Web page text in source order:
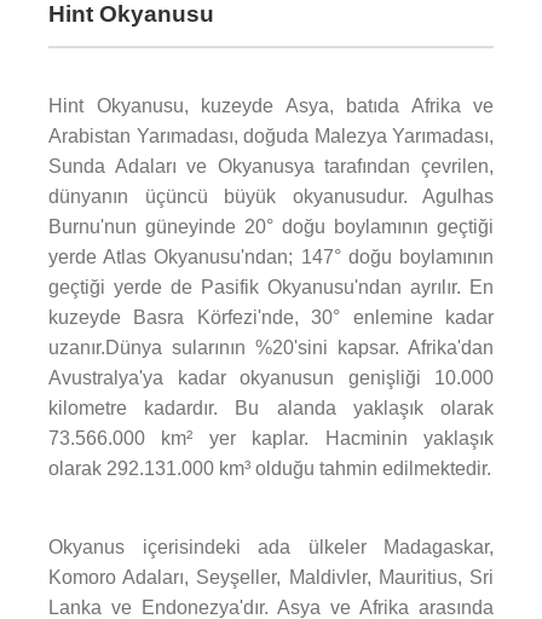
Hint Okyanusu
Hint Okyanusu, kuzeyde Asya, batıda Afrika ve
Arabistan Yarımadası, doğuda Malezya Yarımadası,
Sunda Adaları ve Okyanusya tarafından çevrilen,
dünyanın üçüncü büyük okyanusudur. Agulhas
Burnu'nun güneyinde 20° doğu boylamının geçtiği
yerde Atlas Okyanusu'ndan; 147° doğu boylamının
geçtiği yerde de Pasifik Okyanusu'ndan ayrılır. En
kuzeyde Basra Körfezi'nde, 30° enlemine kadar
uzanır.Dünya sularının %20'sini kapsar. Afrika'dan
Avustralya'ya kadar okyanusun genişliği 10.000
kilometre kadardır. Bu alanda yaklaşık olarak
73.566.000 km² yer kaplar. Hacminin yaklaşık
olarak 292.131.000 km³ olduğu tahmin edilmektedir.
Okyanus içerisindeki ada ülkeler Madagaskar,
Komoro Adaları, Seyşeller, Maldivler, Mauritius, Sri
Lanka ve Endonezya'dır. Asya ve Afrika arasında